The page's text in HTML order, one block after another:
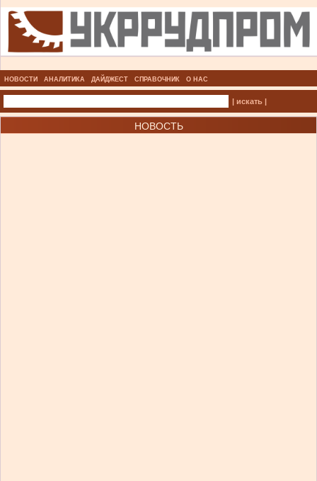
НОВОСТИ АНАЛИТИКА ДАЙДЖЕСТ СПРАВОЧНИК О НАС
| искать |
НОВОСТЬ